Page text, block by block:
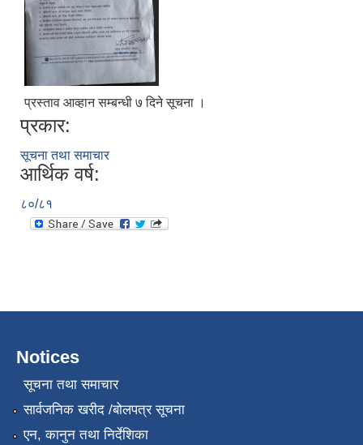
प्रस्ताव आव्हान सम्बन्धी ७ दिने सूचना ।
प्रकार:
सूचना तथा समाचार
आर्थिक वर्ष:
८०/८१
Notices
सूचना तथा समाचार
सार्वजनिक खरीद /बोलपत्र सूचना
एन, कानुन तथा निर्देशिका